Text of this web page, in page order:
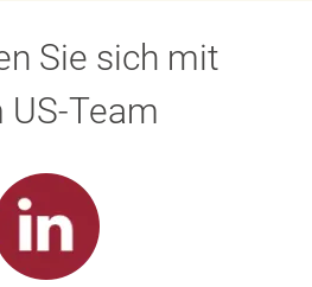
Sie sich mit
US-Team